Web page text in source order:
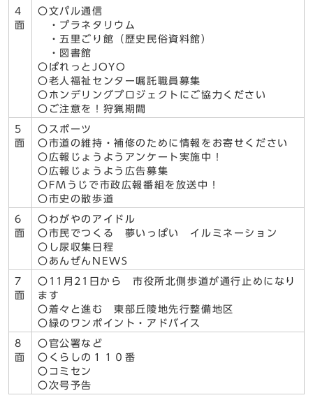
4
面
〇文パル通信
・プラネタリウム
・五里ごり館（歴史民俗資料館）
・図書館
〇ぱれっとJOYO
〇老人福祉センター嘱託職員募集
〇ホンデリングプロジェクトにご協力ください
〇ご注意を！狩猟期間
5
面
〇スポーツ
〇市道の維持・補修のために情報をお寄せください
〇広報じょうようアンケート実施中！
〇広報じょうよう広告募集
〇FMうじで市政広報番組を放送中！
〇市史の散歩道
6
面
〇わがやのアイドル
〇市民でつくる 夢いっぱい イルミネーション
〇し尿収集日程
〇あんぜんNEWS
7
面
〇11月21日から 市役所北側歩道が通行止めになり
ます
〇着々と進む 東部丘陵地先行整備地区
〇緑のワンポイント・アドバイス
8
面
〇官公署など
〇くらしの１１０番
〇コミセン
〇次号予告